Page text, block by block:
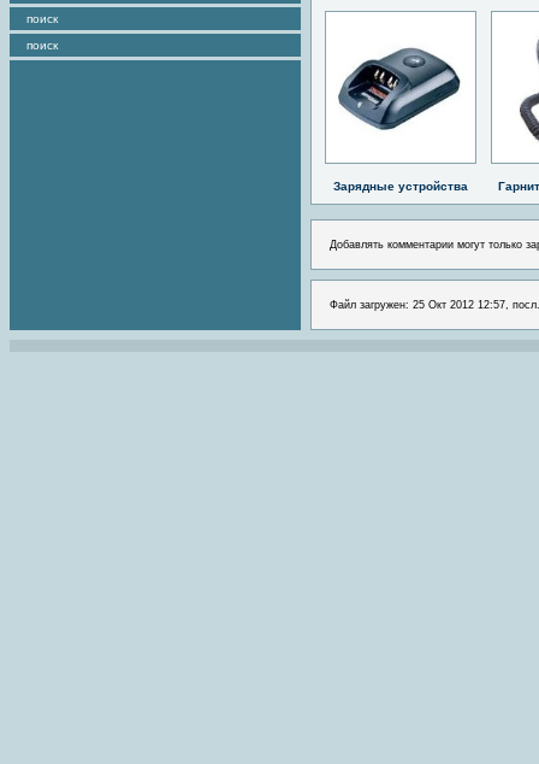
поиск
поиск
Зарядные устройства
Добавлять комментарии могут только
Файл загружен: 25 Окт 2012 12:57,